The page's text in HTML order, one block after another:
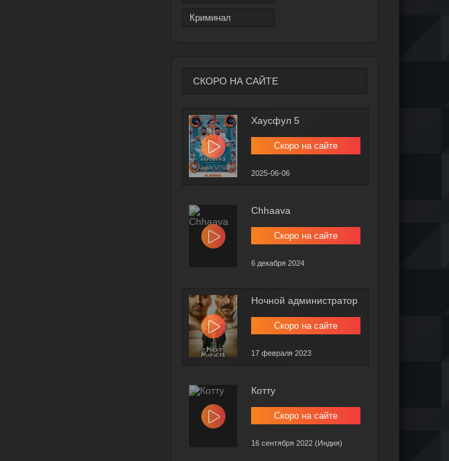
Криминал
СКОРО НА САЙТЕ
Хаусфул 5
Скоро на сайте
2025-06-06
Chhaava
Скоро на сайте
6 декабря 2024
Ночной администратор
Скоро на сайте
17 февраля 2023
Котту
Скоро на сайте
16 сентября 2022 (Индия)